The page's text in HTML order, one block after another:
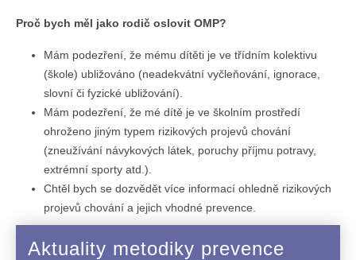
Proč bych měl jako rodič oslovit OMP?
Mám podezření, že mému dítěti je ve třídním kolektivu
(škole) ubližováno (neadekvátní vyčleňování, ignorace,
slovní či fyzické ubližování).
Mám podezření, že mé dítě je ve školním prostředí
ohroženo jiným typem rizikových projevů chování
(zneužívání návykových látek, poruchy příjmu potravy,
extrémní sporty atd.).
Chtěl bych se dozvědět více informací ohledně rizikových
projevů chování a jejich vhodné prevence.
Aktuality metodiky prevence